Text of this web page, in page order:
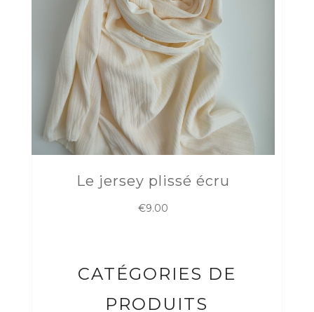
Le jersey plissé écru
€9.00
CATÉGORIES DE
PRODUITS